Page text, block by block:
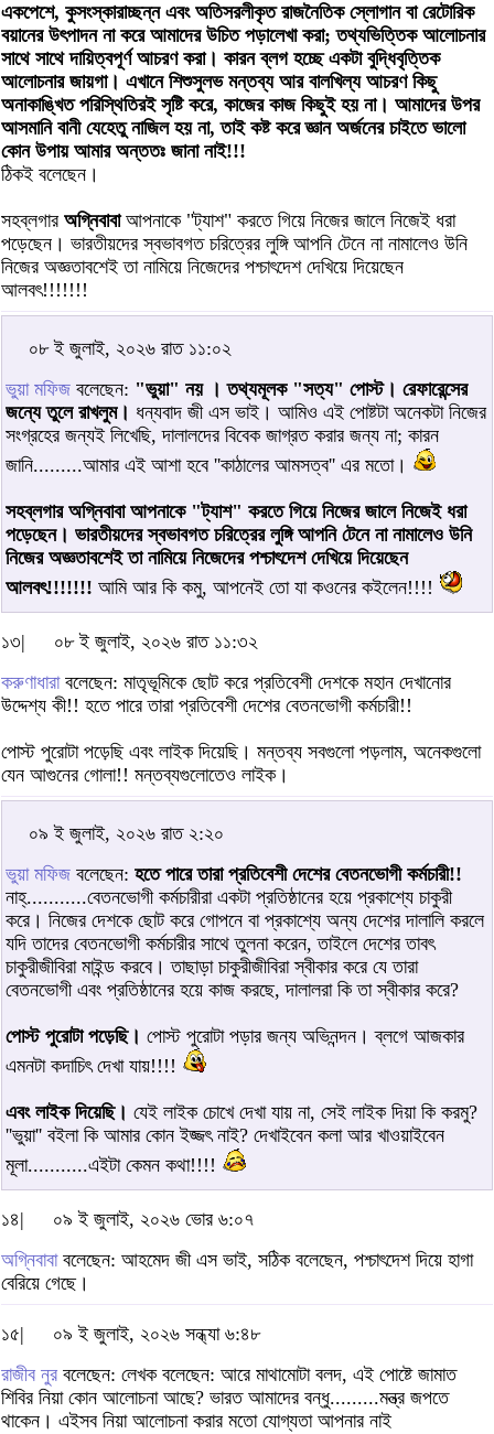
একপেশে, কুসংস্কারাচ্ছন্ন এবং অতিসরলীকৃত রাজনৈতিক স্লোগান বা রেটোরিক
বয়ানের উৎপাদন না করে আমাদের উচিত পড়ালেখা করা; তথ্যভিত্তিক আলোচনার
সাথে সাথে দায়িত্বপূর্ণ আচরণ করা। কারন ব্লগ হচ্ছে একটা বুদ্ধিবৃত্তিক
আলোচনার জায়গা। এখানে শিশুসুলভ মন্তব্য আর বালখিল্য আচরণ কিছু
অনাকাঙ্খিত পরিস্থিতিরই সৃষ্টি করে, কাজের কাজ কিছুই হয় না। আমাদের উপর
আসমানি বানী যেহেতু নাজিল হয় না, তাই কষ্ট করে জ্ঞান অর্জনের চাইতে ভালো
কোন উপায় আমার অন্ততঃ জানা নাই!!!
ঠিকই বলেছেন।
সহব্লগার অগ্নিবাবাআপনাকে "ট্যাশ" করতে গিয়ে নিজের জালে নিজেই ধরা
পড়েছেন। ভারতীয়দের স্বভাবগত চরিত্রের লুঙ্গি আপনি টেনে না নামালেও উনি
নিজের অজ্ঞতাবশেই তা নামিয়ে নিজেদের পশ্চাৎদেশ দেখিয়ে দিয়েছেন
আলবৎ!!!!!!!
০৮ ই জুলাই, ২০২৬ রাত ১১:০২
ভুয়া মফিজ বলেছেন: "ভুয়া" নয় । তথ্যমূলক "সত্য" পোস্ট। রেফারেন্সের
জন্যে তুলে রাখলুম। ধন্যবাদ জী এস ভাই। আমিও এই পোষ্টটা অনেকটা নিজের
সংগ্রহের জন্যই লিখেছি, দালালদের বিবেক জাগ্রত করার জন্য না; কারন
জানি.........আমার এই আশা হবে ''কাঠালের আমসত্ব'' এর মতো।
সহব্লগার অগ্নিবাবা আপনাকে "ট্যাশ" করতে গিয়ে নিজের জালে নিজেই ধরা
পড়েছেন। ভারতীয়দের স্বভাবগত চরিত্রের লুঙ্গি আপনি টেনে না নামালেও উনি
নিজের অজ্ঞতাবশেই তা নামিয়ে নিজেদের পশ্চাৎদেশ দেখিয়ে দিয়েছেন
আলবৎ!!!!!!! আমি আর কি কমু, আপনেই তো যা কওনের কইলেন!!!!
১৩|
০৮ ই জুলাই, ২০২৬ রাত ১১:৩২
করুণাধারাবলেছেন: মাতৃভূমিকে ছোট করে প্রতিবেশী দেশকে মহান দেখানোর
উদ্দেশ্য কী!! হতে পারে তারা প্রতিবেশী দেশের বেতনভোগী কর্মচারী!!
পোস্ট পুরোটা পড়েছি এবং লাইক দিয়েছি। মন্তব্য সবগুলো পড়লাম, অনেকগুলো
যেন আগুনের গোলা!! মন্তব্যগুলোতেও লাইক।
০৯ ই জুলাই, ২০২৬ রাত ২:২০
ভুয়া মফিজ বলেছেন: হতে পারে তারা প্রতিবেশী দেশের বেতনভোগী কর্মচারী!!
নাহ্...........বেতনভোগী কর্মচারীরা একটা প্রতিষ্ঠানের হয়ে প্রকাশ্যে চাকুরী
করে। নিজের দেশকে ছোট করে গোপনে বা প্রকাশ্যে অন্য দেশের দালালি করলে
যদি তাদের বেতনভোগী কর্মচারীর সাথে তুলনা করেন, তাইলে দেশের তাবৎ
চাকুরীজীবিরা মাইন্ড করবে। তাছাড়া চাকুরীজীবিরা স্বীকার করে যে তারা
বেতনভোগী এবং প্রতিষ্ঠানের হয়ে কাজ করছে, দালালরা কি তা স্বীকার করে?
পোস্ট পুরোটা পড়েছি। পোস্ট পুরোটা পড়ার জন্য অভিনন্দন। ব্লগে আজকার
এমনটা কদাচিৎ দেখা যায়!!!!
এবং লাইক দিয়েছি। যেই লাইক চোখে দেখা যায় না, সেই লাইক দিয়া কি করমু?
''ভুয়া'' বইলা কি আমার কোন ইজ্জৎ নাই? দেখাইবেন কলা আর খাওয়াইবেন
মূলা...........এইটা কেমন কথা!!!!
১৪|
০৯ ই জুলাই, ২০২৬ ভোর ৬:০৭
অগ্নিবাবাবলেছেন: আহমেদ জী এস ভাই, সঠিক বলেছেন, পশ্চাৎদেশ দিয়ে হাগা
বেরিয়ে গেছে।
১৫|
০৯ ই জুলাই, ২০২৬ সন্ধ্যা ৬:৪৮
রাজীব নুর বলেছেন: লেখক বলেছেন: আরে মাথামোটা বলদ, এই পোষ্টে জামাত
শিবির নিয়া কোন আলোচনা আছে? ভারত আমাদের বন্ধু.........মন্ত্র জপতে
থাকেন। এইসব নিয়া আলোচনা করার মতো যোগ্যতা আপনার নাই